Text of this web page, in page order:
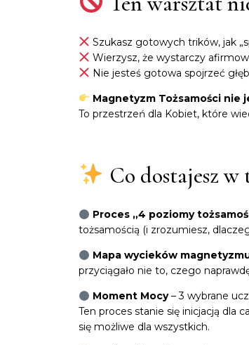
Szukasz gotowych trików, jak
Wierzysz, że wystarczy
Nie jesteś gotowa spojrzeć
Magnetyzm Tożsamości nie
To przestrzeń dla Kobiet, które
Co dostajesz
Proces „4 poziomy
tożsamością (i zrozumiesz,
Mapa wycieków
przyciągało nie to, czego
Moment Mocy– 3 wybrane
Ten proces stanie się inicjacją dla
się możliwe dla wszystkich.